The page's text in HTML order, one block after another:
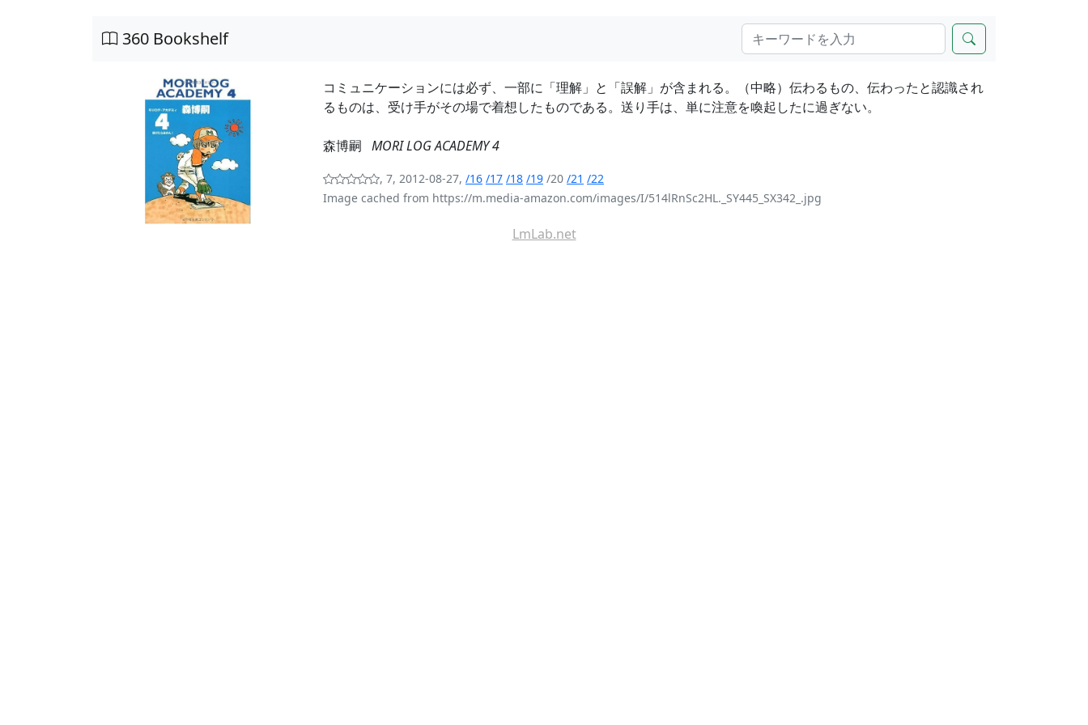
360 Bookshelf
コミュニケーションには必ず、一部に「理解」と「誤解」が含まれる。（中略）伝わるもの、伝わったと認識され
るものは、受け手がその場で着想したものである。送り手は、単に注意を喚起したに過ぎない。
森博嗣 MORI LOG ACADEMY 4
, 7, 2012-08-27, /16 /17 /18 /19 /20 /21 /22
Image cached from https://m.media-amazon.com/images/I/514lRnSc2HL._SY445_SX342_.jpg
LmLab.net